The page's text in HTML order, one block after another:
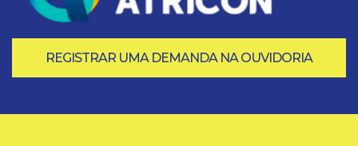
REGISTRAR UMA DEMANDA NA OUVIDORIA